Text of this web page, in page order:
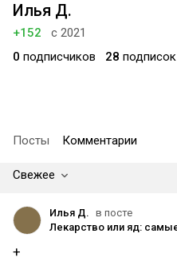
Илья Д.
+152
с 2021
0 подписчиков 28 подписок
Посты Комментарии
Свежее
Илья Д. в посте
+